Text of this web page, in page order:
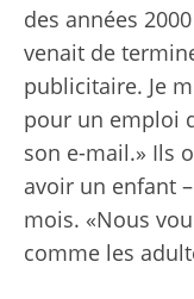
des années
venait de
publicitaire. Je
pour un emploi
son e-mail.» Ils
avoir un enfant
mois. «Nous
comme les